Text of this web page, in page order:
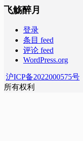
飞觞醉月
登录
条目 feed
评论 feed
WordPress.org
沪ICP备2022000575号
所有权利